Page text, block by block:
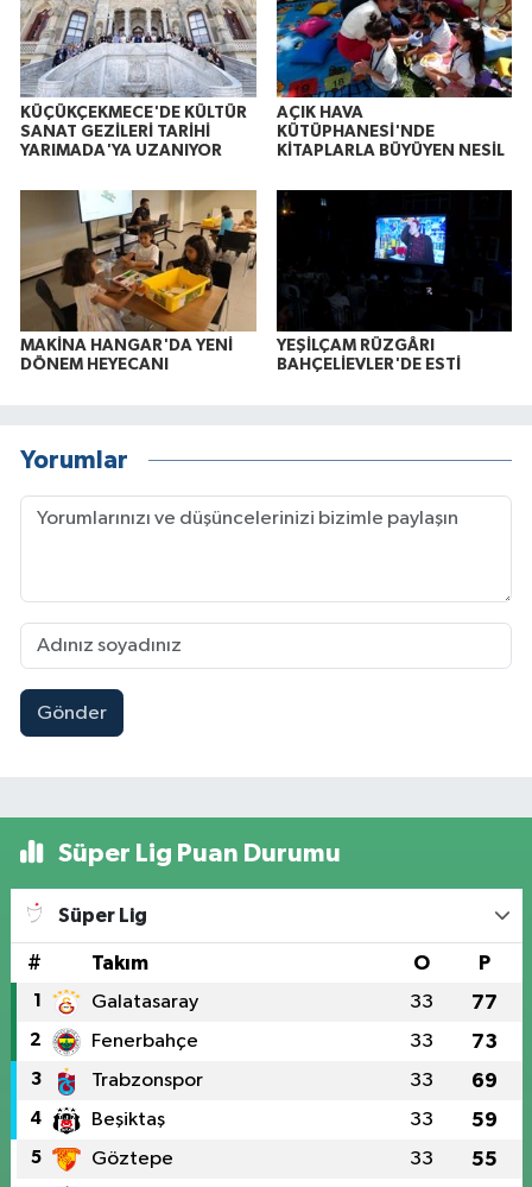
KÜÇÜKÇEKMECE'DE KÜLTÜR
SANAT GEZİLERİ TARİHİ
YARIMADA'YA UZANIYOR
AÇIK HAVA
KÜTÜPHANESİ'NDE
KİTAPLARLA BÜYÜYEN NESİL
MAKİNA HANGAR'DA YENİ
DÖNEM HEYECANI
YEŞİLÇAM RÜZGÂRI
BAHÇELİEVLER'DE ESTİ
Yorumlar
Gönder
Süper Lig Puan Durumu
Süper Lig
# Takım O P
1 Galatasaray 33 77
2 Fenerbahçe 33 73
3 Trabzonspor 33 69
4 Beşiktaş 33 59
5 Göztepe 33 55